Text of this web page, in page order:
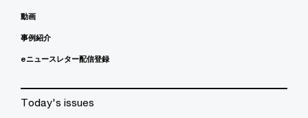
動画
事例紹介
eニュースレター配信登録
Today's issues